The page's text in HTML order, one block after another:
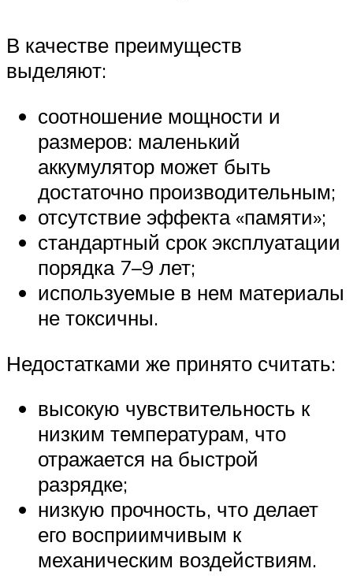
В качестве преимуществ
выделяют:
соотношение мощности и
размеров: маленький
аккумулятор может быть
достаточно производительным;
отсутствие эффекта «памяти»;
стандартный срок эксплуатации
порядка 7–9 лет;
используемые в нем материалы
не токсичны.
Недостатками же принято считать:
высокую чувствительность к
низким температурам, что
отражается на быстрой
разрядке;
низкую прочность, что делает
его восприимчивым к
механическим воздействиям.